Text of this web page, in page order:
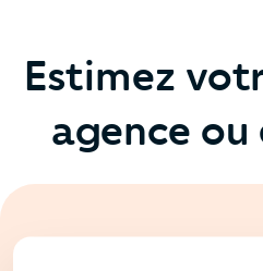
Estimez
agence